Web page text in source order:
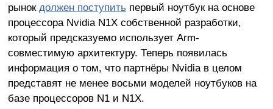
рынок должен поступить первый ноутбук на основе
процессора Nvidia N1X собственной разработки,
который предсказуемо использует Arm-
совместимую архитектуру. Теперь появилась
информация о том, что партнёры Nvidia в целом
представят не менее восьми моделей ноутбуков на
базе процессоров N1 и N1X.